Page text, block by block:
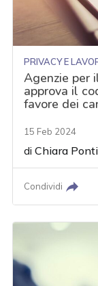
PRIVACY E
Agenzie per
approva il
favore dei
15 Feb 2024
diChiara Ponti
Condividi